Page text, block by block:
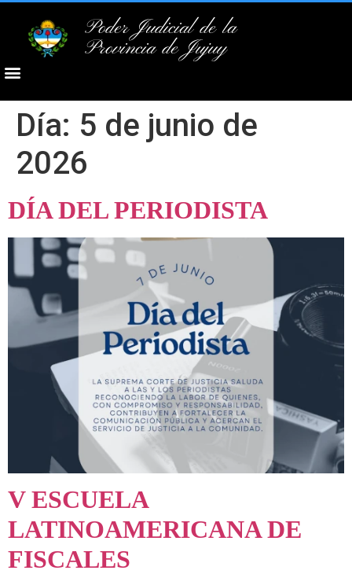
Poder Judicial de la
Provincia de Jujuy
Día: 5 de junio de
2026
DÍA DEL PERIODISTA
V ESCUELA
LATINOAMERICANA DE
FISCALES